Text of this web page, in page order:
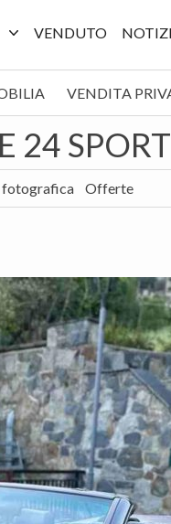
VENDUTO
VENDITA
24
fotografica Offerte